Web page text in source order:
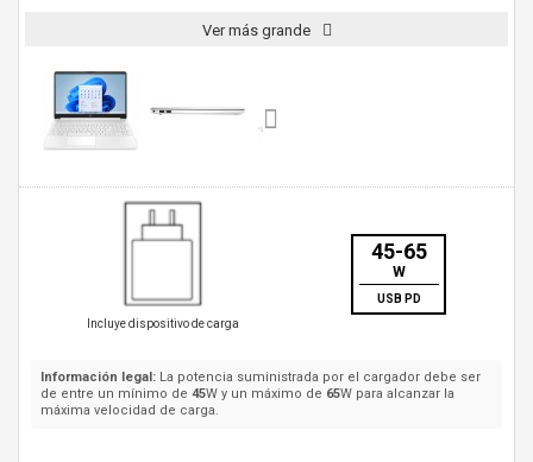
Ver más grande
Incluye dispositivo de carga
45-65
W
USB PD
Información legal: La potencia suministrada por el cargador debe ser
de entre un mínimo de 45W y un máximo de 65W para alcanzar la
máxima velocidad de carga.